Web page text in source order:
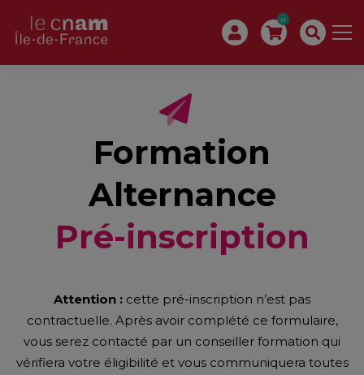
0
Formation
Alternance
Pré-inscription
Attention : cette pré-inscription n’est pas
contractuelle. Après avoir complété ce formulaire,
vous serez contacté par un conseiller formation qui
vérifiera votre éligibilité et vous communiquera toutes